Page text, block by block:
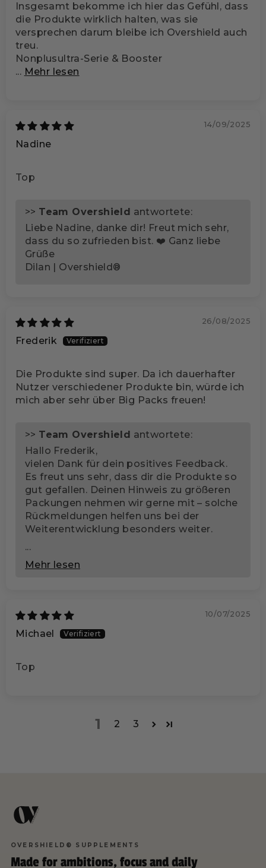
Insgesamt bekomme ich hier das Gefühl, dass
die Produkte wirklich halten, was sie
versprechen darum bleibe ich Overshield auch
treu.
Nonplusultra-Serie & Booster
... Mehr lesen
14/09/2025
Nadine
Top
>> Team Overshield antwortete:
Liebe Nadine, danke dir! Freut mich sehr,
dass du so zufrieden bist. ❤️ Ganz liebe
Grüße
Dilan | Overshield®
26/08/2025
Frederik
Die Produkte sind super. Da ich dauerhafter
Nutzer verschiedener Produkte bin, würde ich
mich aber sehr über Big Packs freuen!
>> Team Overshield antwortete:
Hallo Frederik,
vielen Dank für dein positives Feedback.
Es freut uns sehr, dass dir die Produkte so
gut gefallen. Deinen Hinweis zu größeren
Packungen nehmen wir gerne mit – solche
Rückmeldungen helfen uns bei der
Weiterentwicklung besonders weiter.
...
Mehr lesen
10/07/2025
Michael
Top
1 2 3
OVERSHIELD® SUPPLEMENTS
Made for ambitions, focus and daily